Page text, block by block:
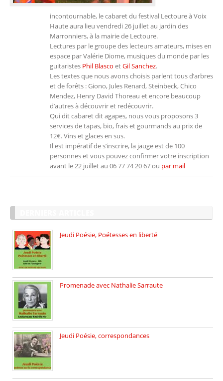
incontournable, le cabaret du festival Lectoure à Voix
Haute aura lieu vendredi 26 juillet au jardin des
Marronniers, à la mairie de Lectoure.
Lectures par le groupe des lecteurs amateurs, mises en
espace par Valérie Diome, musiques du monde par les
guitaristes Phil Blasco etGil Sanchez.
Les textes que nous avons choisis parlent tous d’arbres
et de forêts : Giono, Jules Renard, Steinbeck, Chico
Mendez, Henry David Thoreau et encore beaucoup
d’autres à découvrir et redécouvrir.
Qui dit cabaret dit agapes, nous vous proposons 3
services de tapas, bio, frais et gourmands au prix de
12€. Vins et glaces en sus.
Il est impératif de s’inscrire, la jauge est de 100
personnes et vous pouvez confirmer votre inscription
avant le 22 juillet au 06 77 74 20 67 ou par mail
Jeudi Poésie, Poétesses en liberté
Promenade avec Nathalie Sarraute
Jeudi Poésie, correspondances